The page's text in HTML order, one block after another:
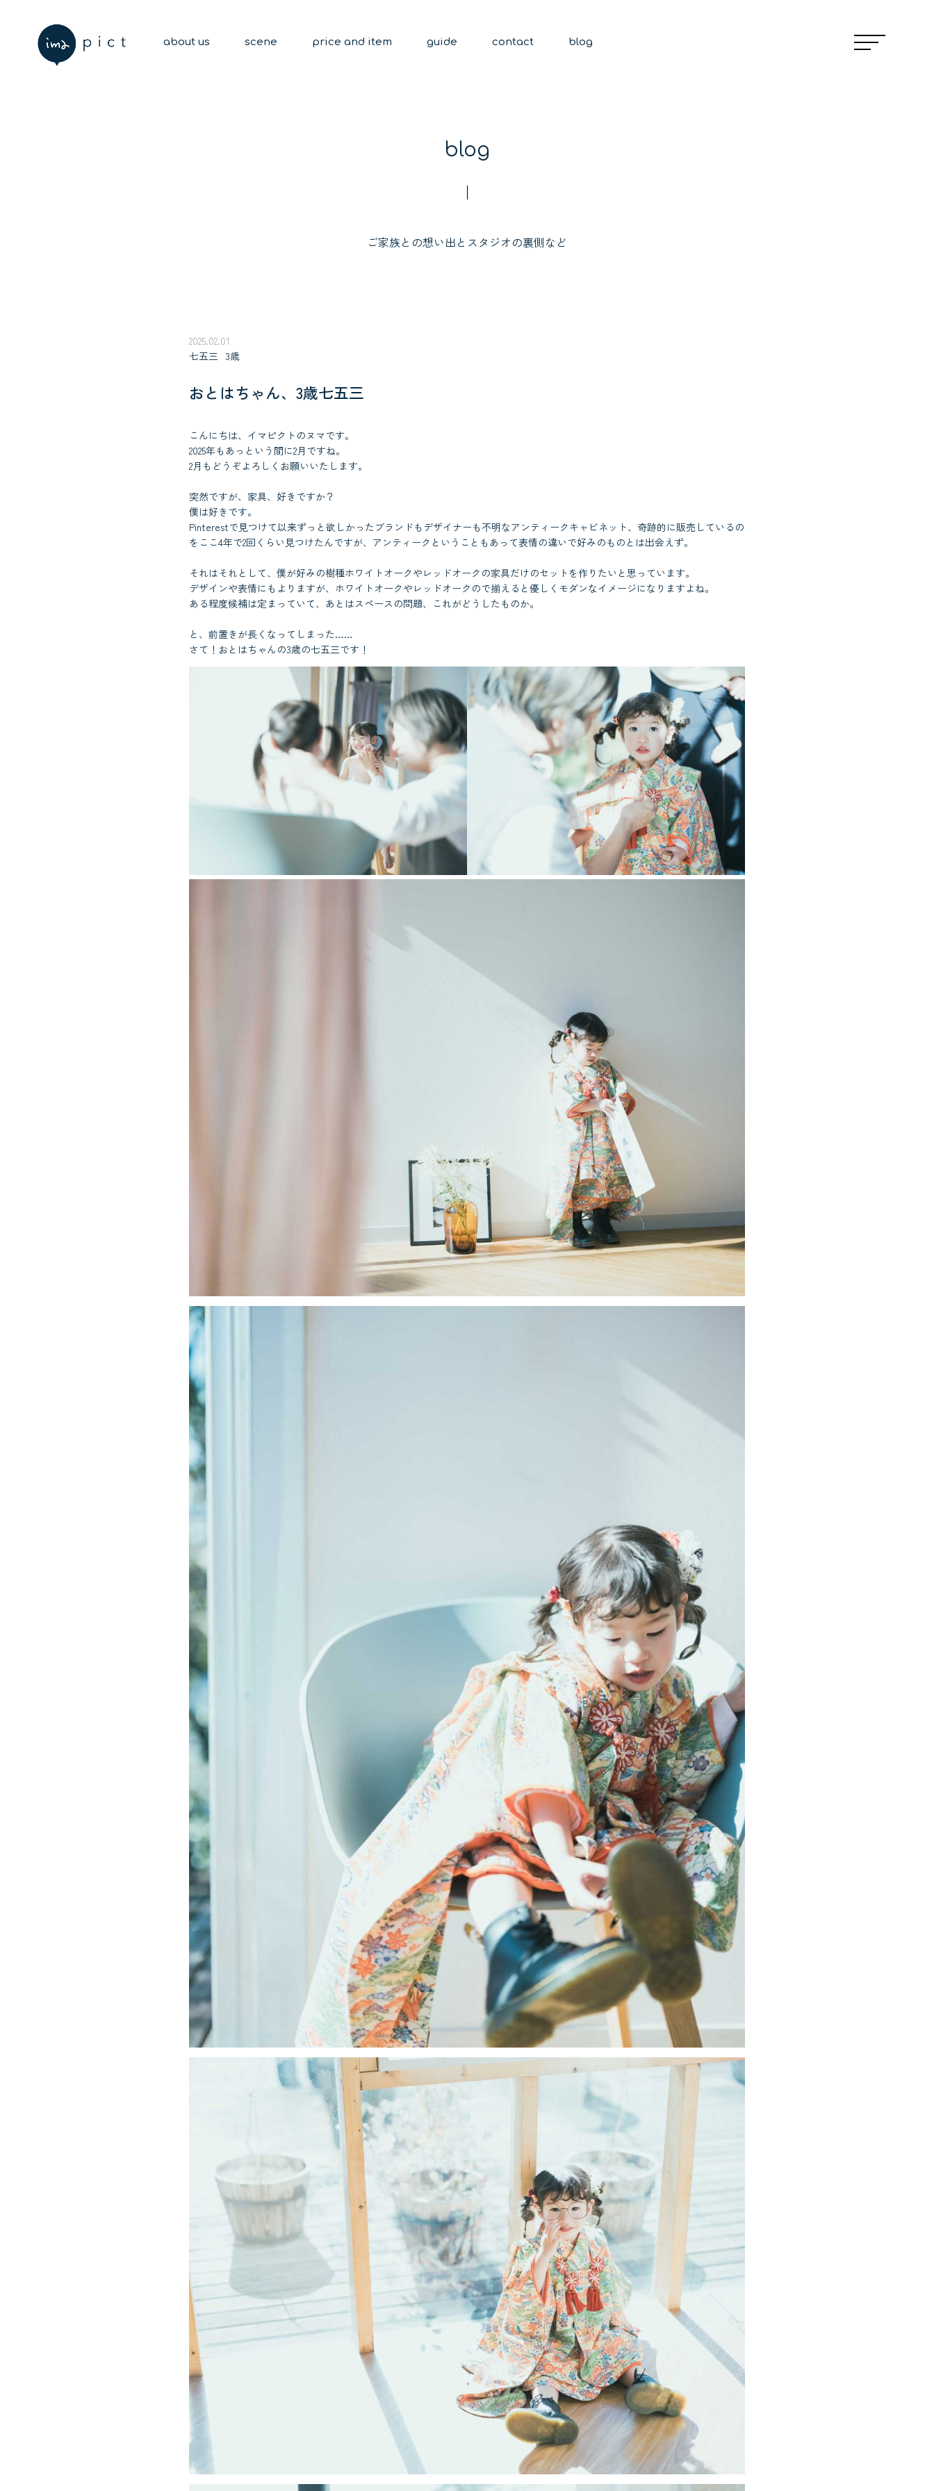
about us scene price and item guide contact blog
blog
ご家族との想い出とスタジオの裏側など
2025.02.01
七五三 3歳
おとはちゃん、3歳七五三
こんにちは、イマピクトのヌマです。
2025年もあっという間に2月ですね。
2月もどうぞよろしくお願いいたします。
突然ですが、家具、好きですか？
僕は好きです。
Pinterestで見つけて以来ずっと欲しかったブランドもデザイナーも不明なアンティークキャビネット、奇跡的に販売しているの
をここ4年で2回くらい見つけたんですが、アンティークということもあって表情の違いで好みのものとは出会えず。
それはそれとして、僕が好みの樹種ホワイトオークやレッドオークの家具だけのセットを作りたいと思っています。
デザインや表情にもよりますが、ホワイトオークやレッドオークので揃えると優しくモダンなイメージになりますよね。
ある程度候補は定まっていて、あとはスペースの問題、これがどうしたものか。
と、前置きが長くなってしまった……
さて！おとはちゃんの3歳の七五三です！